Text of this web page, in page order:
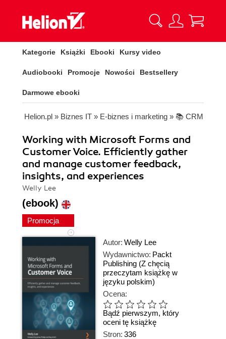
Kategorie Książki Ebooki Kursy video
Audiobooki Promocje Nowości Bestsellery
Darmowe ebooki
Helion.pl » Biznes IT » E-biznes i marketing » 📚 CRM
Working with Microsoft Forms and
Customer Voice. Efficiently gather
and manage customer feedback,
insights, and experiences
Welly Lee
(ebook)
Promocja
Autor: Welly Lee
Wydawnictwo: Packt
Publishing (Z chęcią
przeczytam książkę w
języku polskim)
Ocena:
Bądź pierwszym, który
oceni tę książkę
Stron: 336